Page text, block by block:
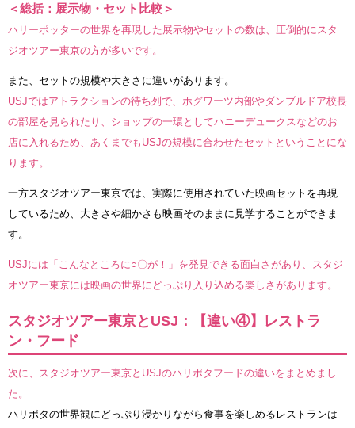
＜総括：展示物・セット比較＞
ハリーポッターの世界を再現した展示物やセットの数は、圧倒的にスタ
ジオツアー東京の方が多いです。
また、セットの規模や大きさに違いがあります。
USJではアトラクションの待ち列で、ホグワーツ内部やダンブルドア校長
の部屋を見られたり、ショップの一環としてハニーデュークスなどのお
店に入れるため、あくまでもUSJの規模に合わせたセットということにな
ります。
一方スタジオツアー東京では、実際に使用されていた映画セットを再現
しているため、大きさや細かさも映画そのままに見学することができま
す。
USJには「こんなところに○〇が！」を発見できる面白さがあり、スタジ
オツアー東京には映画の世界にどっぷり入り込める楽しさがあります。
スタジオツアー東京とUSJ：【違い④】レストラ
ン・フード
次に、スタジオツアー東京とUSJのハリポタフードの違いをまとめまし
た。
ハリポタの世界観にどっぷり浸かりながら食事を楽しめるレストランは